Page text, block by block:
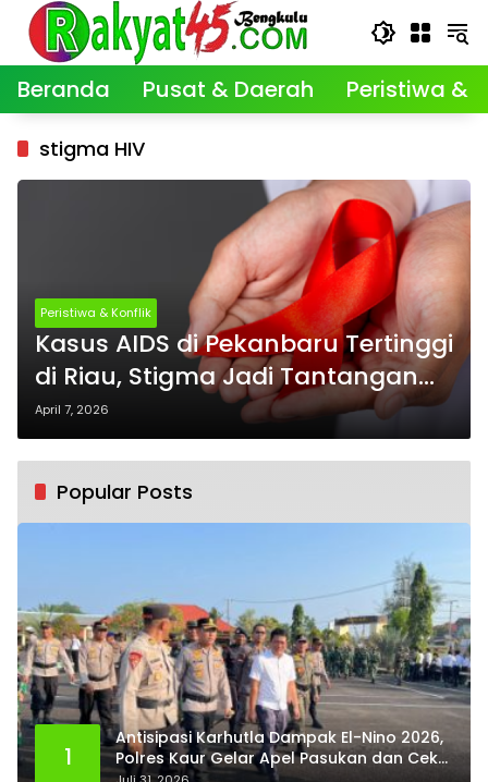
Langsung
konten
Beranda Pusat & Daerah Peristiwa &
stigma HIV
Peristiwa & Konflik
Kasus AIDS di Pekanbaru Tertinggi
di Riau, Stigma Jadi Tantangan
Penanganan
April 7, 2026
Popular Posts
1
Antisipasi Karhutla Dampak El-Nino 2026,
Polres Kaur Gelar Apel Pasukan dan Cek